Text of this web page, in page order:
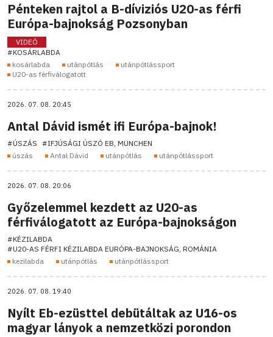
Pénteken rajtol a B-díviziós U20-as férfi
Európa-bajnokság Pozsonyban
VIDEÓ
#KOSÁRLABDA
kosárlabda
utánpótlás
utánpótlássport
U20-as férfiválogatott
2026. 07. 08. 20:45
Antal Dávid ismét ifi Európa-bajnok!
#ÚSZÁS #IFJÚSÁGI ÚSZÓ EB, MÜNCHEN
úszás
Antal Dávid utánpótlás utánpótlássport
2026. 07. 08. 20:06
Győzelemmel kezdett az U20-as
férfiválogatott az Európa-bajnokságon
#KÉZILABDA
#U20-AS FÉRFI KÉZILABDA EURÓPA-BAJNOKSÁG, ROMÁNIA
kezilabda
utánpótlás utánpótlássport
2026. 07. 08. 19:40
Nyílt Eb-ezüsttel debütáltak az U16-os
magyar lányok a nemzetközi porondon